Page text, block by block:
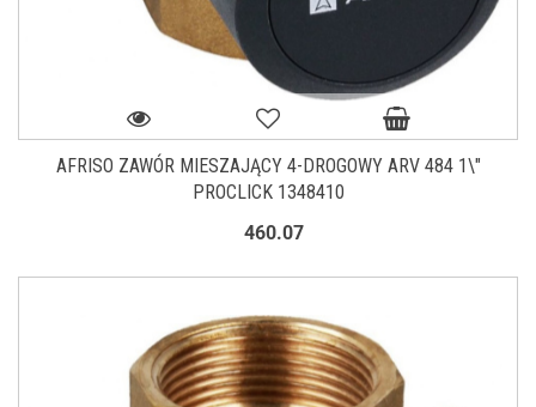
AFRISO ZAWÓR MIESZAJĄCY 4-DROGOWY ARV 484 1\"
PROCLICK 1348410
460.07